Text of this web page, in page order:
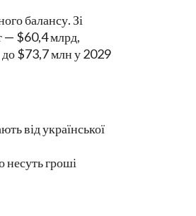
балансу. Зі
— $60,4 млрд,
до $73,7 млн у 2029
від української
несуть гроші